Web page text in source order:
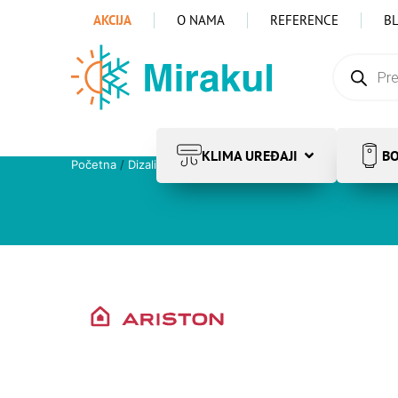
AKCIJA O NAMA REFERENCE
KLIMA UREĐAJI
Početna / Dizalice topline/Grijanje i hlađenje Ariston/